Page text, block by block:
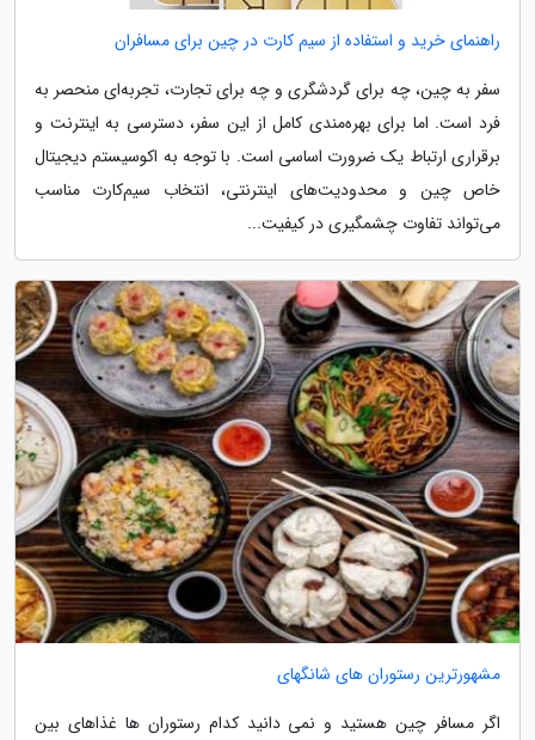
راهنمای خرید و استفاده از سیم کارت در چین برای مسافران
سفر به چین، چه برای گردشگری و چه برای تجارت، تجربه‌ای منحصر به
فرد است. اما برای بهره‌مندی کامل از این سفر، دسترسی به اینترنت و
برقراری ارتباط یک ضرورت اساسی است. با توجه به اکوسیستم دیجیتال
خاص چین و محدودیت‌های اینترنتی، انتخاب سیم‌کارت مناسب
می‌تواند تفاوت چشمگیری در کیفیت...
مشهورترین رستوران های شانگهای
اگر مسافر چین هستید و نمی دانید کدام رستوران ها غذاهای بین